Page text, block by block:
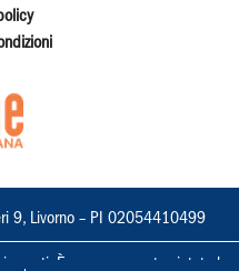
9, Livorno – PI 02054410499
È espressamente vietata la